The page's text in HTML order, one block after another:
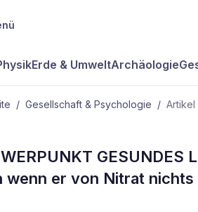
Erde & UmweltArchäologie
/ Gesellschaft & Psychologie / Artikel
& PSYCHOLOGIE
wenn er von Nitrat nichts